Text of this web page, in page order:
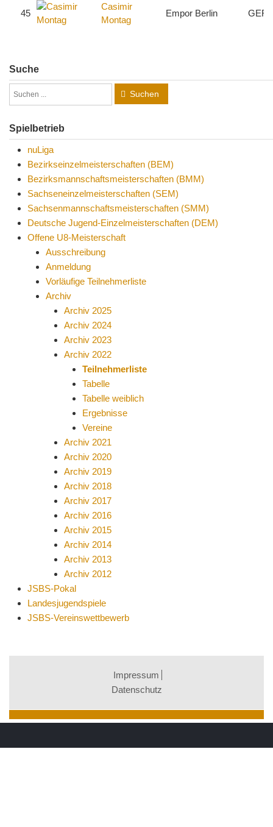
45
Casimir
Montag
Empor Berlin GER
Suche
Suchen
Spielbetrieb
nuLiga
Bezirkseinzelmeisterschaften (BEM)
Bezirksmannschaftsmeisterschaften (BMM)
Sachseneinzelmeisterschaften (SEM)
Sachsenmannschaftsmeisterschaften (SMM)
Deutsche Jugend-Einzelmeisterschaften (DEM)
Offene U8-Meisterschaft
Ausschreibung
Anmeldung
Vorläufige Teilnehmerliste
Archiv
Archiv 2025
Archiv 2024
Archiv 2023
Archiv 2022
Teilnehmerliste
Tabelle
Tabelle weiblich
Ergebnisse
Vereine
Archiv 2021
Archiv 2020
Archiv 2019
Archiv 2018
Archiv 2017
Archiv 2016
Archiv 2015
Archiv 2014
Archiv 2013
Archiv 2012
JSBS-Pokal
Landesjugendspiele
JSBS-Vereinswettbewerb
Impressum
Datenschutz